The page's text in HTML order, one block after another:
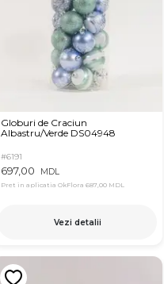
Globuri de Craciun
Albastru/Verde DS04948
#6191
697,00 MDL
Pret in aplicatia OkFlora 687,00 MDL
Vezi detalii